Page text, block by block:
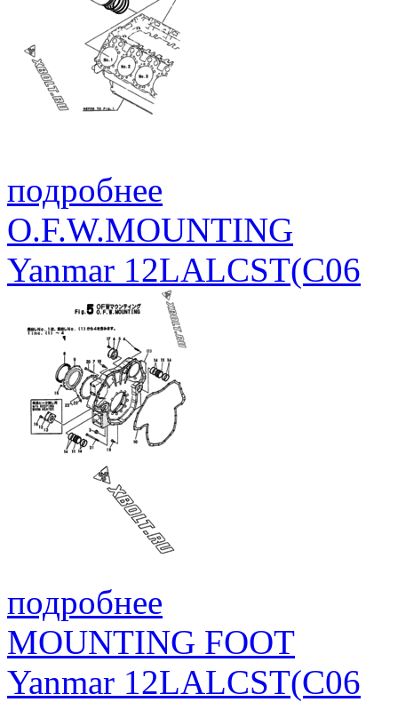
подробнее
O.F.W.MOUNTING
Yanmar 12LALCST(C06
подробнее
MOUNTING FOOT
Yanmar 12LALCST(C06